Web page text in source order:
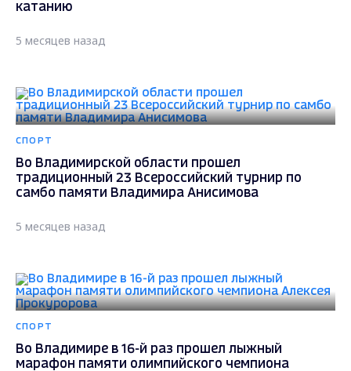
катанию
5 месяцев назад
СПОРТ
Во Владимирской области прошел
традиционный 23 Всероссийский турнир по
самбо памяти Владимира Анисимова
5 месяцев назад
СПОРТ
Во Владимире в 16-й раз прошел лыжный
марафон памяти олимпийского чемпиона